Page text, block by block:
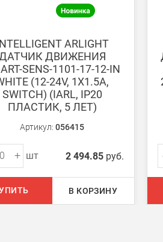
из нашихмагазинов
ARLIGHT
ДВИЖЕНИЯ
SENS-1101-17-12-IN
(12-24V, 1X1.5A,
SWITCH) (IARL, IP20
ПЛАСТИК, 5 ЛЕТ)
Артикул: 056415
+ шт 2 494.85 руб.
В КОРЗИНУ